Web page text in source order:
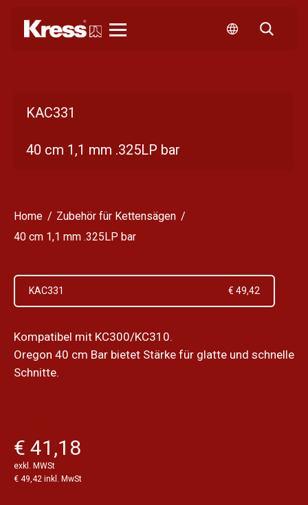
KAC331
40 cm 1,1 mm .325LP bar
Home
Zubehör für Kettensägen
40 cm 1,1 mm .325LP bar
KAC331 € 49,42
Kompatibel mit KC300/KC310.
Oregon 40 cm Bar bietet Stärke für glatte und schnelle
Schnitte.
€ 41,18
exkl. MWSt
€ 49,42 inkl. MwSt